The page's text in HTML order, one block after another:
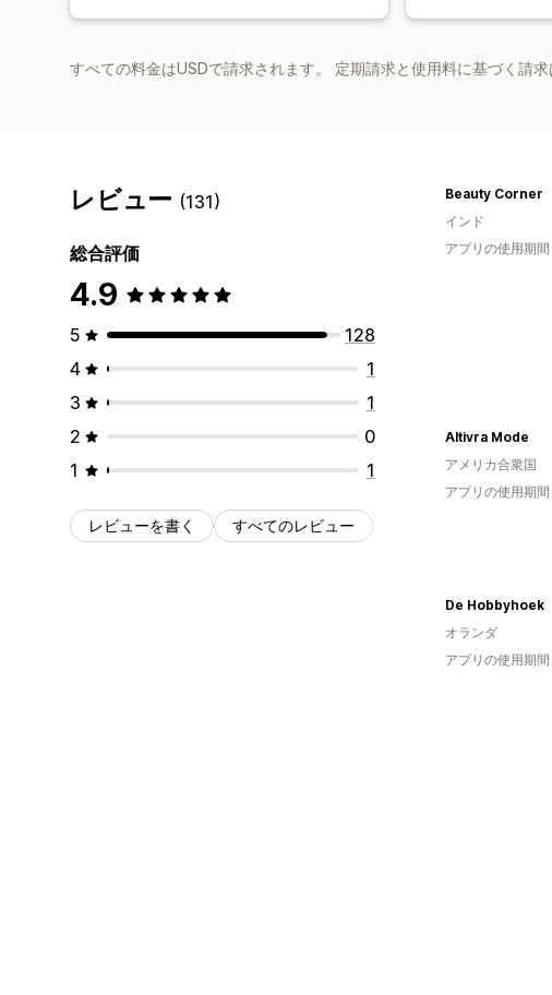
すべての料金はUSDで請求されます。 定期請求と使用料に基づく請
レビュー (131)
総合評価
4.9
5
128
4
1
3
1
2
0
1
1
レビューを書く すべてのレビュー
Beauty Corner
インド
アプリの使用期
Altivra Mode
アメリカ合衆国
アプリの使用期
De Hobbyhoek
オランダ
アプリの使用期間